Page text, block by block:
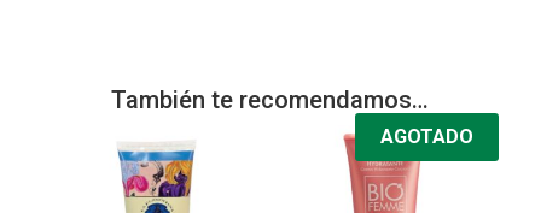
También te recomendamos…
AGOTADO